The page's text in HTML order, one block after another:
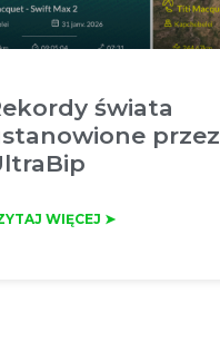
świata
przez
WIĘCEJ ➤